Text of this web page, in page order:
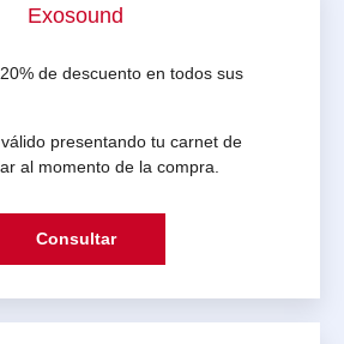
Exosound
de descuento en todos sus
presentando tu carnet de
al momento de la compra.
Consultar